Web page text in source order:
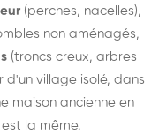
(perches, nacelles),
non aménagés,
(troncs creux, arbres
d'un village isolé, dans
maison ancienne en
la même.